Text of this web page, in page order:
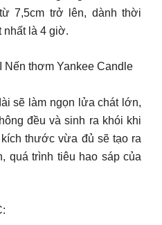
7,5cm trở lên, dành thời
nhất là 4 giờ.
thơm Yankee Candle
sẽ làm ngọn lửa chát lớn,
đều và sinh ra khói khi
thước vừa đủ sẽ tạo ra
quá trình tiêu hao sáp của